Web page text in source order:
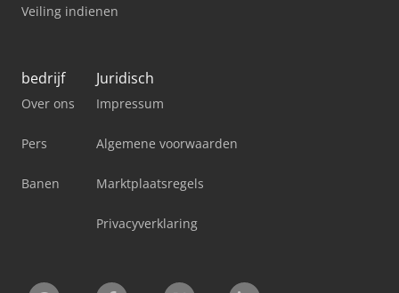
Veiling indienen
bedrijf
Over ons
Pers
Banen
Juridisch
Impressum
Algemene voorwaarden
Marktplaatsregels
Privacyverklaring